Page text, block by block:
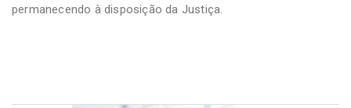
permanecendo à disposição da Justiça.